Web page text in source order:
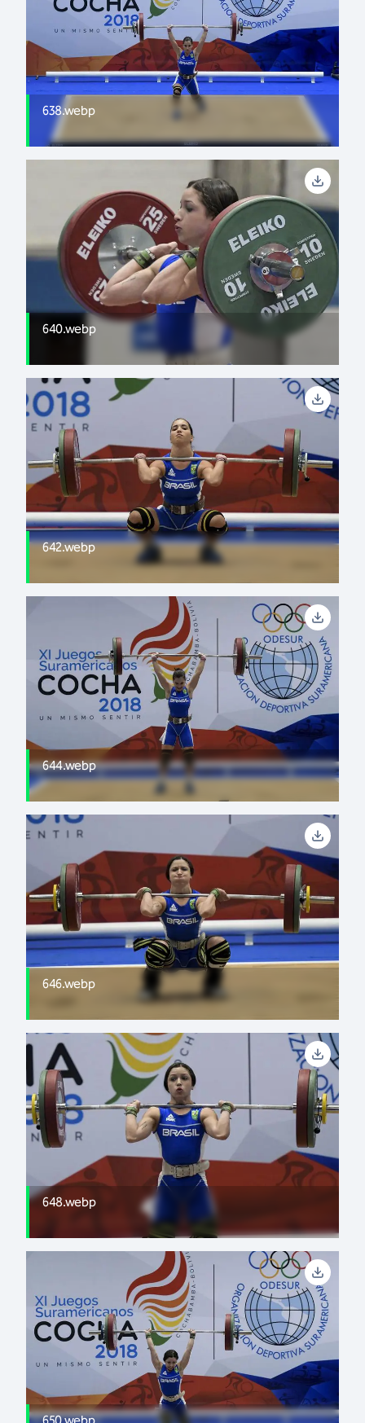
638.webp
640.webp
642.webp
644.webp
646.webp
648.webp